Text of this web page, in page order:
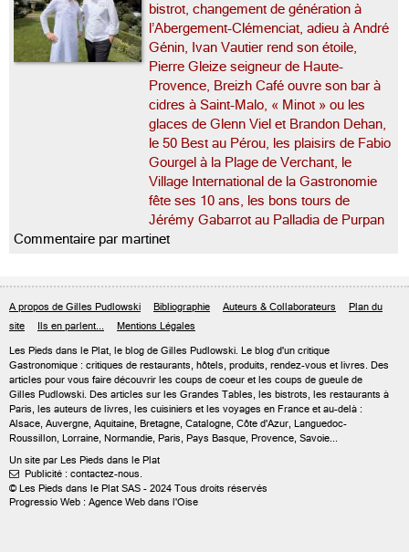
bistrot, changement de génération à
l’Abergement-Clémenciat, adieu à André
Génin, Ivan Vautier rend son étoile,
Pierre Gleize seigneur de Haute-
Provence, Breizh Café ouvre son bar à
cidres à Saint-Malo, « Minot » ou les
glaces de Glenn Viel et Brandon Dehan,
le 50 Best au Pérou, les plaisirs de Fabio
Gourgel à la Plage de Verchant, le
Village International de la Gastronomie
fête ses 10 ans, les bons tours de
Jérémy Gabarrot au Palladia de Purpan
Commentaire par martinet
A propos de Gilles Pudlowski Bibliographie Auteurs & Collaborateurs
Plan du
site
Ils en parlent... Mentions Légales
Les Pieds dans le Plat, le blog de Gilles Pudlowski. Le blog d'un critique
Gastronomique : critiques de restaurants, hôtels, produits, rendez-vous et livres. Des
articles pour vous faire découvrir les coups de coeur et les coups de gueule de
Gilles Pudlowski. Des articles sur les Grandes Tables, les bistrots, les restaurants à
Paris, les auteurs de livres, les cuisiniers et les voyages en France et au-delà :
Alsace, Auvergne, Aquitaine, Bretagne, Catalogne, Côte d'Azur, Languedoc-
Roussillon, Lorraine, Normandie, Paris, Pays Basque, Provence, Savoie...
Un site par Les Pieds dans le Plat
 Publicité : contactez-nous.
© Les Pieds dans le Plat SAS - 2024 Tous droits réservés
Progressio Web : Agence Web dans l'Oise